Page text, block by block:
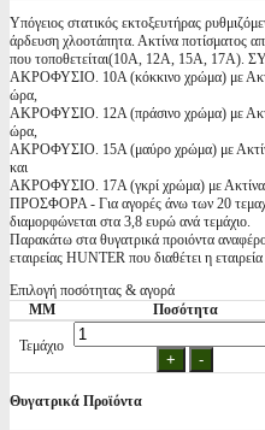
Υπόγειος στατικός εκτοξευτήρας
άρδευση χλοοτάπητα. Ακτίνα ποτίσματος
που τοποθετείται(10Α, 12Α, 15Α,
ΑΚΡΟΦΥΣΙΟ. 10Α (κόκκινο χρώμα) με
ώρα,
ΑΚΡΟΦΥΣΙΟ. 12Α (πράσινο χρώμα) με
ώρα,
ΑΚΡΟΦΥΣΙΟ. 15Α (μαύρο χρώμα) με
και
ΑΚΡΟΦΥΣΙΟ. 17Α (γκρί χρώμα) με Ακτίνα
ΠΡΟΣΦΟΡΑ - Για αγορές άνω των 20
διαμορφώνεται στα 3,8 ευρώ ανά τεμάχιο.
Παρακάτω στα θυγατρικά προιόντα
εταιρείας HUNTER που διαθέτει η
Επιλογή ποσότητας & αγορά
ΜΜ
Ποσότητα
Τεμάχιο
Θυγατρικά Προϊόντα